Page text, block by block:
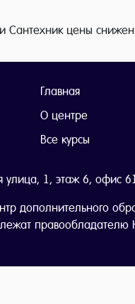
Сантехник цены
Главная
О центре
Все курсы
улица, 1, этаж 6, офис
дополнительного